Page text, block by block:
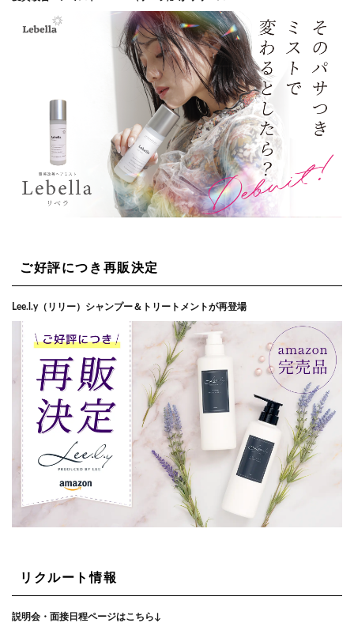
ご好評につき再販決定
Lee.l.y（リリー）シャンプー＆トリートメントが再登場
リクルート情報
説明会・面接日程ページはこちら↓